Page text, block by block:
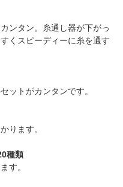
ンタン。糸通し器が下がっ
くスピーディーに糸を通す
ットがカンタンです。
ります。
種類
す。